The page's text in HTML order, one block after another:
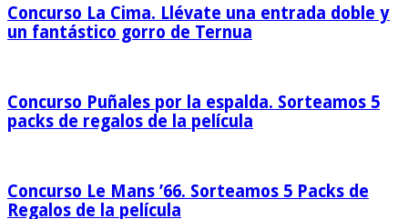
Concurso La Cima. Llévate una entrada doble y
un fantástico gorro de Ternua
Concurso Puñales por la espalda. Sorteamos 5
packs de regalos de la película
Concurso Le Mans ’66. Sorteamos 5 Packs de
Regalos de la película